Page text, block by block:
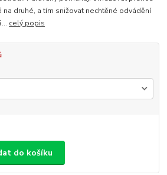
na druhé, a tím snižovat nechtěné odvádění
celý popis
do košíku